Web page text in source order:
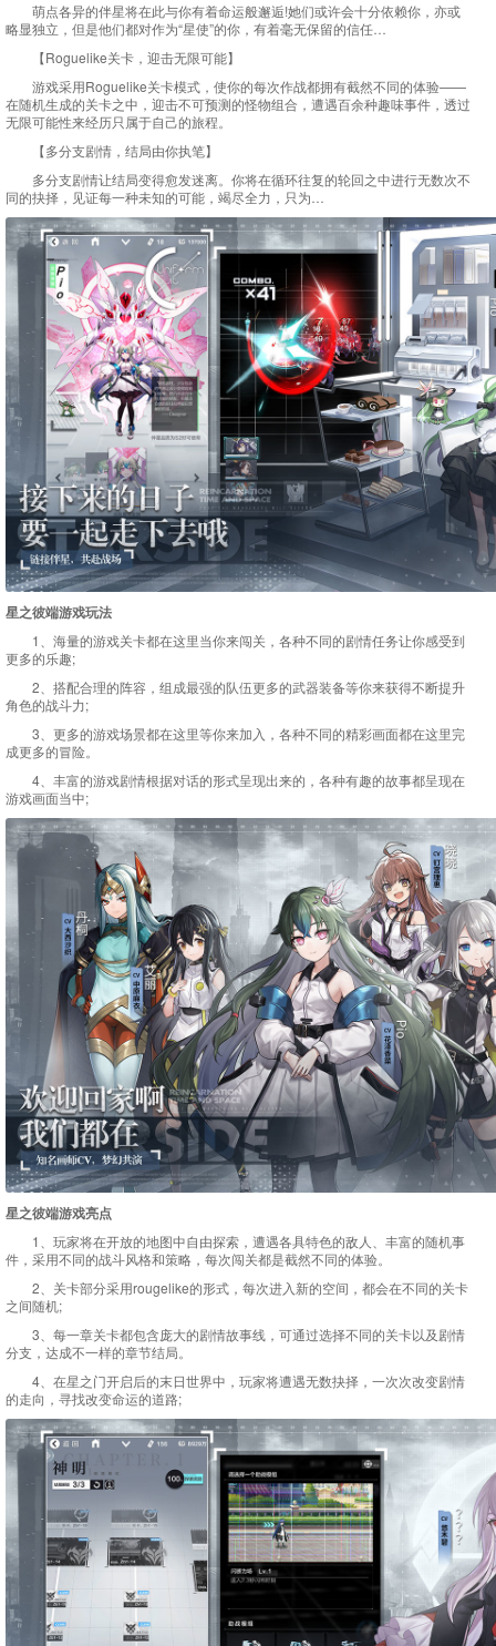
萌点各异的伴星将在此与你有着命运般邂逅!她们或许会十分依赖你，亦或
略显独立，但是他们都对作为“星使”的你，有着毫无保留的信任…
【Roguelike关卡，迎击无限可能】
游戏采用Roguelike关卡模式，使你的每次作战都拥有截然不同的体验——
在随机生成的关卡之中，迎击不可预测的怪物组合，遭遇百余种趣味事件，透过
无限可能性来经历只属于自己的旅程。
【多分支剧情，结局由你执笔】
多分支剧情让结局变得愈发迷离。你将在循环往复的轮回之中进行无数次不
同的抉择，见证每一种未知的可能，竭尽全力，只为…
星之彼端游戏玩法
1、海量的游戏关卡都在这里当你来闯关，各种不同的剧情任务让你感受到
更多的乐趣;
2、搭配合理的阵容，组成最强的队伍更多的武器装备等你来获得不断提升
角色的战斗力;
3、更多的游戏场景都在这里等你来加入，各种不同的精彩画面都在这里完
成更多的冒险。
4、丰富的游戏剧情根据对话的形式呈现出来的，各种有趣的故事都呈现在
游戏画面当中;
星之彼端游戏亮点
1、玩家将在开放的地图中自由探索，遭遇各具特色的敌人、丰富的随机事
件，采用不同的战斗风格和策略，每次闯关都是截然不同的体验。
2、关卡部分采用rougelike的形式，每次进入新的空间，都会在不同的关卡
之间随机;
3、每一章关卡都包含庞大的剧情故事线，可通过选择不同的关卡以及剧情
分支，达成不一样的章节结局。
4、在星之门开启后的末日世界中，玩家将遭遇无数抉择，一次次改变剧情
的走向，寻找改变命运的道路;